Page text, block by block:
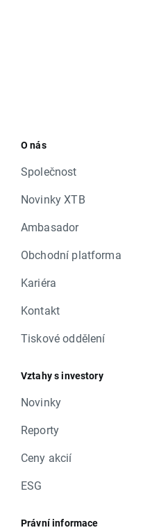
O nás
Společnost
Novinky XTB
Ambasador
Obchodní platforma
Kariéra
Kontakt
Tiskové oddělení
Vztahy s investory
Novinky
Reporty
Ceny akcií
ESG
Právní informace